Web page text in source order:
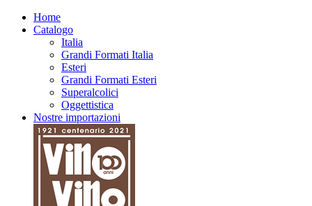
Home
Catalogo
Italia
Grandi Formati Italia
Esteri
Grandi Formati Esteri
Superalcolici
Oggettistica
Nostre importazioni